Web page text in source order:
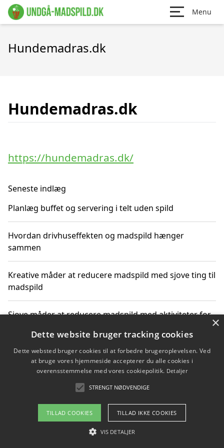
Menu
Hundemadras.dk
Hundemadras.dk
https://hundemadras.dk/
Seneste indlæg
Planlæg buffet og servering i telt uden spild
Hvordan drivhuseffekten og madspild hænger
sammen
Kreative måder at reducere madspild med sjove ting til
madspild
Sjove måder at reducere madspild med aktiviteter for
Hvor finder jeg nemme måltidskasser i Vejle
Om / kontakt
Blog Betingelser
×
Dette website bruger tracking cookies
Dette websted bruger cookies til at forbedre brugeroplevelsen. Ved
at bruge vores hjemmeside accepterer du alle cookies i
overensstemmelse med vores cookiepolitik. Detaljer
STRENGT NØDVENDIGE
TILLAD COOKIES TILLAD IKKE COOKIES
VIS DETALJER